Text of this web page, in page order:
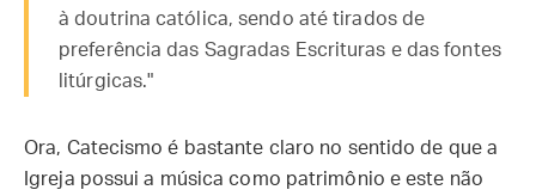
à doutrina católica, sendo até tirados de
preferência das Sagradas Escrituras e das fontes
litúrgicas."
Ora, Catecismo é bastante claro no sentido de que a
Igreja possui a música como patrimônio e este não